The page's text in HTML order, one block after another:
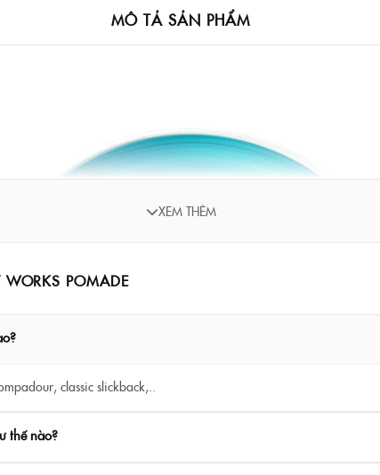
MÔ TẢ SẢN PHẨM
XEM THÊM
POMADE
classic slickback,..
thế nào?